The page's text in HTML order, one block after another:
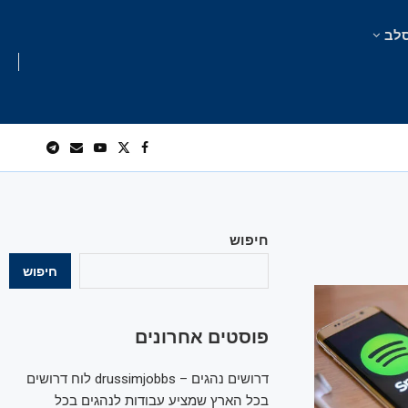
חיפוש
חיפוש
פוסטים אחרונים
דרושים נהגים – drussimjobbs לוח דרושים
בכל הארץ שמציע עבודות לנהגים בכל